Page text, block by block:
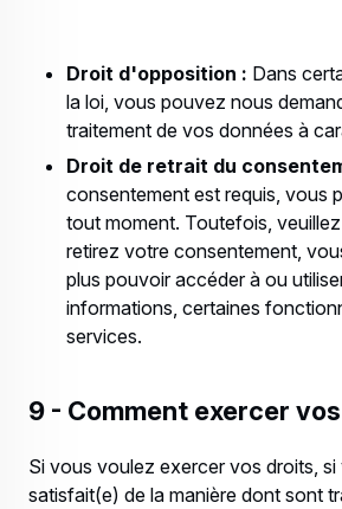
Droit d'opposition : Dans
la loi, vous pouvez nous
traitement de vos données à
Droit de retrait du
consentement est requis, vous
tout moment. Toutefois,
retirez votre consentement,
plus pouvoir accéder à ou
informations, certaines
services.
9 - Comment exercer
Si vous voulez exercer vos droits,
satisfait(e) de la manière dont sont